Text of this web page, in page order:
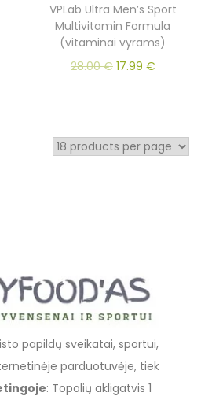
VPLab Ultra Men’s Sport
Multivitamin Formula
(vitaminai vyrams)
28.00€ 17.99 €
papildų sveikatai, sportui,
parduotuvėje, tiek
: Topolių akligatvis 1